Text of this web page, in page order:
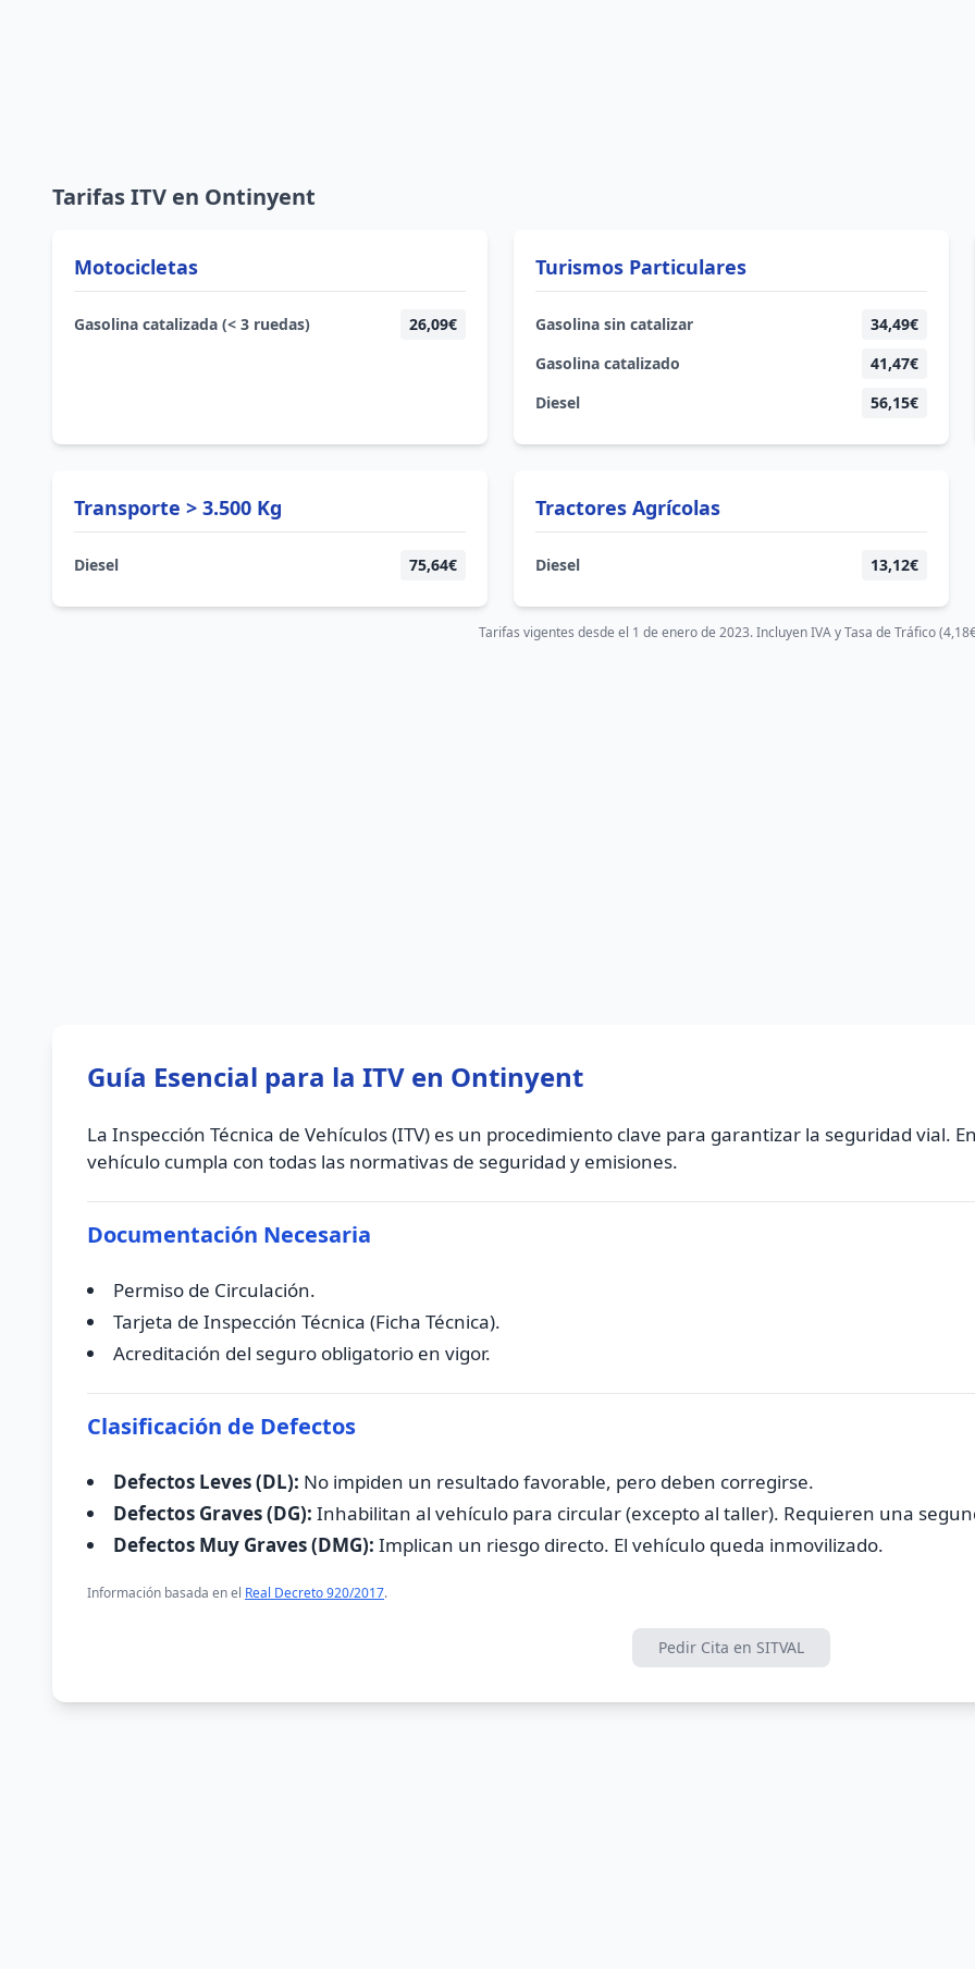
Tarifas ITV en Ontinyent
Motocicletas
Gasolina catalizada (< 3 ruedas) 26,09€
Turismos Particulares
Gasolina sin catalizar
34,49€
Gasolina catalizado
41,47€
Diesel
56,15€
Transporte > 3.500 Kg
Diesel 75,64€
Tractores Agrícolas
Diesel 13,12€
Tarifas vigentes desde el 1 de enero de 2023. Incluyen IVA y Tasa de Tráfico
Guía Esencial para la ITV en Ontinyent
La Inspección Técnica de Vehículos (ITV) es un procedimiento clave para garantizar la seguridad vial.
vehículo cumpla con todas las normativas de seguridad y emisiones.
Documentación Necesaria
Permiso de Circulación.
Tarjeta de Inspección Técnica (Ficha Técnica).
Acreditación del seguro obligatorio en vigor.
Clasificación de Defectos
Defectos Leves (DL): No impiden un resultado favorable, pero deben corregirse.
Defectos Graves (DG): Inhabilitan al vehículo para circular (excepto al taller). Requieren una
Defectos Muy Graves (DMG): Implican un riesgo directo. El vehículo queda inmovilizado.
Información basada en el Real Decreto 920/2017.
Pedir Cita en SITVAL